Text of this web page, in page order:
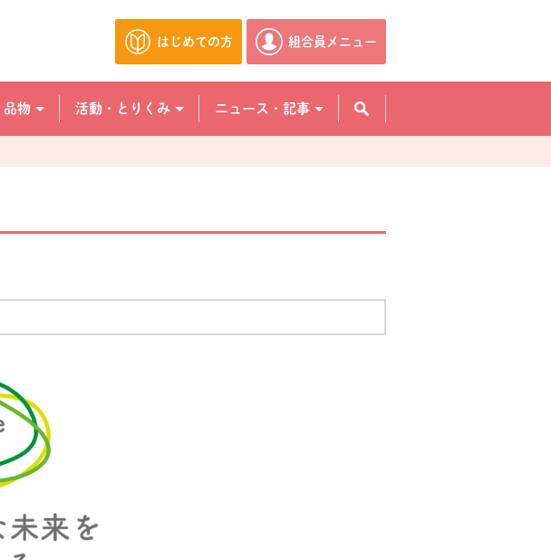
はじめての方
別のウィンドウで開きます。
組合員メニュー
別のウィンドウで開きます。
品物 活動・とりくみ ニュース・記事